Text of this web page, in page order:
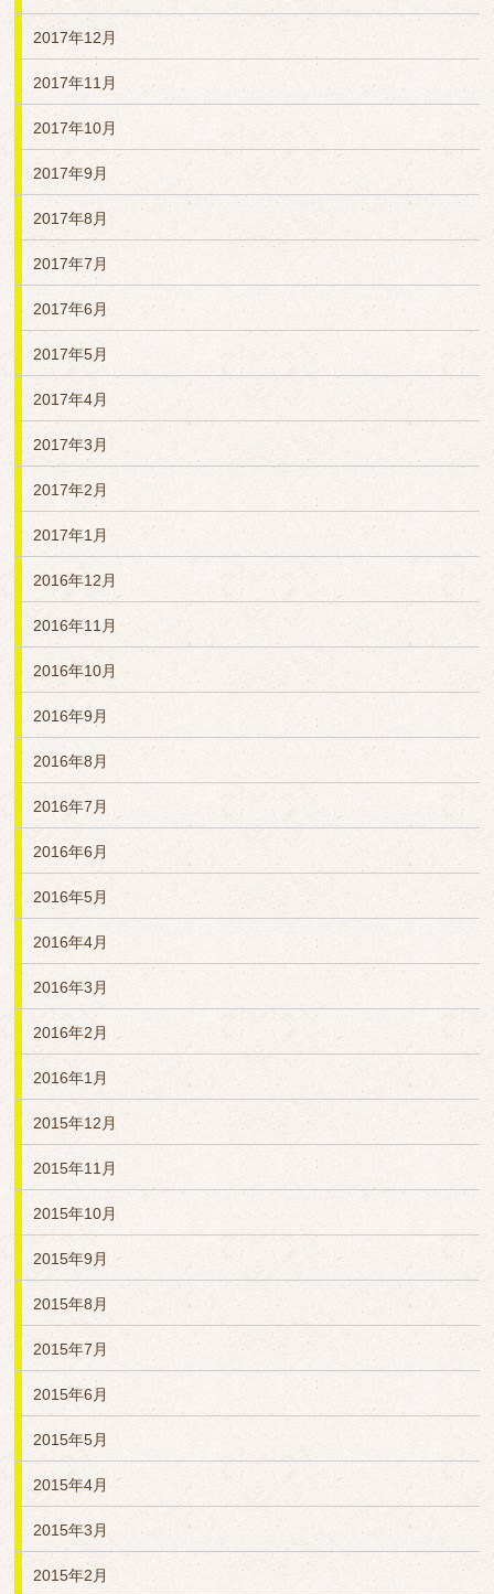
2017年12月
2017年11月
2017年10月
2017年9月
2017年8月
2017年7月
2017年6月
2017年5月
2017年4月
2017年3月
2017年2月
2017年1月
2016年12月
2016年11月
2016年10月
2016年9月
2016年8月
2016年7月
2016年6月
2016年5月
2016年4月
2016年3月
2016年2月
2016年1月
2015年12月
2015年11月
2015年10月
2015年9月
2015年8月
2015年7月
2015年6月
2015年5月
2015年4月
2015年3月
2015年2月